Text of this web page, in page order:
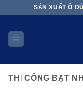
content
SẢN XUẤT Ô
THI CÔNG BẠT